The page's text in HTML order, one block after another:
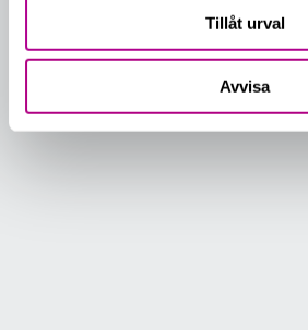
Tillåt urval
Avvisa